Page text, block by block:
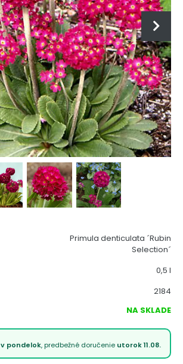
Primula denticulata ´Rubin
Selection´
0,5 l
2184
NA SKLADE
v pondelok, predbežné doručenie utorok 11.08.